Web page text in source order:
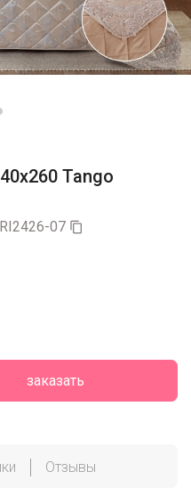
Tango
07 
заказать
Отзывы